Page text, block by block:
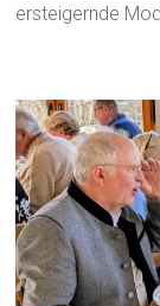
ersteigernde